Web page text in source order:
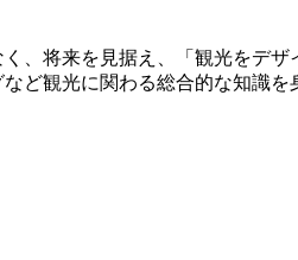
将来を見据え、「観光をデ
ど観光に関わる総合的な知識を